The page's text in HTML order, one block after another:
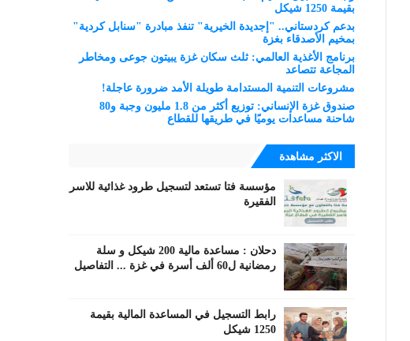
بقيمة 1250 شيكل
بدعم كردستاني.. "إجديدة الخيرية" تنفذ مبادرة "سنابل كردية"
بمخيم الأصدقاء بغزة
برنامج الأغذية العالمي: ثلث سكان غزة يبيتون جوعى ومخاطر
المجاعة تتصاعد
مشروعات التنمية المستدامة طويلة الأمد ضرورة عاجلة!
صندوق غزة الإنساني: توزيع أكثر من 1.8 مليون وجبة و80
شاحنة مساعدات يوميًا في طريقها للقطاع
الاكثر مشاهدة
مؤسسة فتا تستعد لتسجيل طرود غذائية للاسر
الفقيرة
دحلان : مساعدة مالية 200 شيكل و سلة
رمضانية ل60 ألف أسرة في غزة ... التفاصيل
رابط التسجيل في المساعدة المالية بقيمة
1250 شيكل